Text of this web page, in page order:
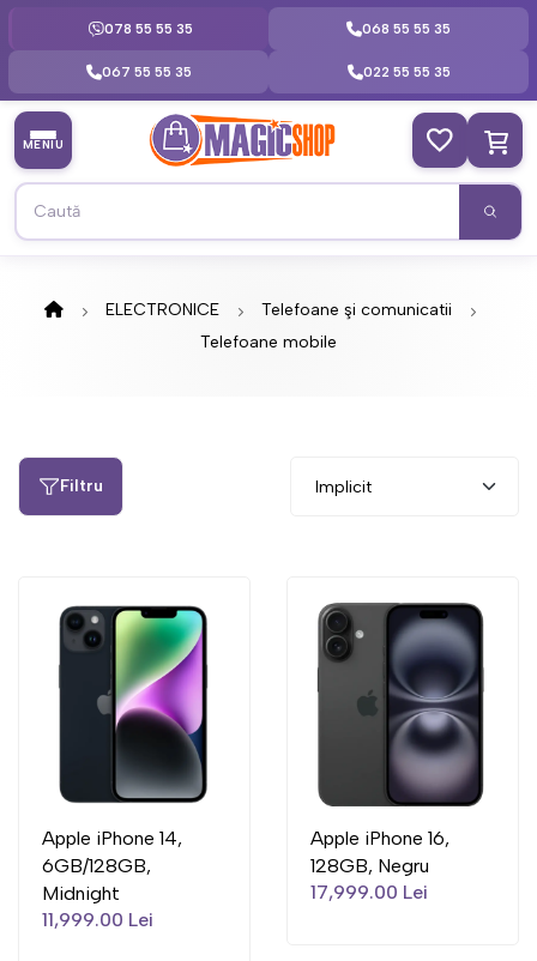
078 55 55 35 068 55 55 35
067 55 55 35 022 55 55 35
MENIU
ELECTRONICE
Telefoane şi comunicatii
Telefoane mobile
Filtru
Apple iPhone 14,
6GB/128GB,
Midnight
11,999.00 Lei
Apple iPhone 16,
128GB, Negru
17,999.00 Lei